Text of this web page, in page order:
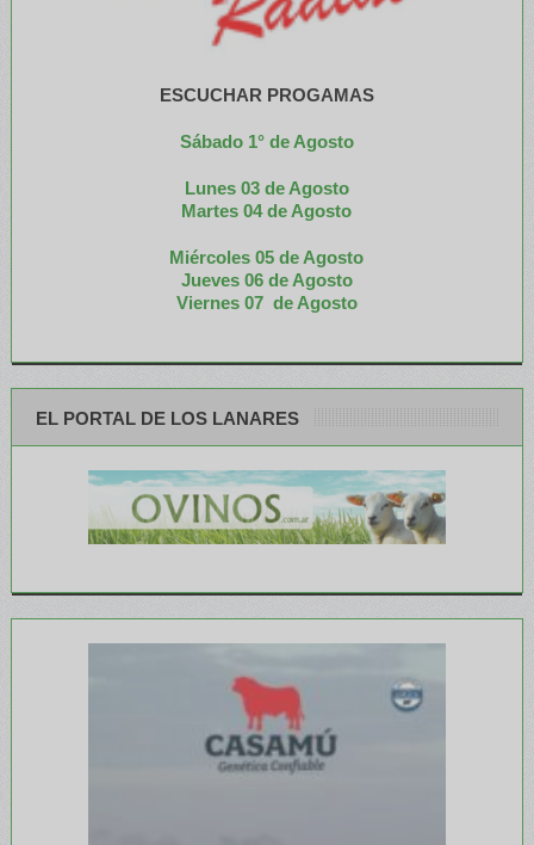
ESCUCHAR PROGAMAS
Sábado 1° de Agosto
Lunes 03 de Agosto
Martes 04 de Agosto
Miércoles 05 de Agosto
Jueves 06 de Agosto
Viernes 07 de Agosto
EL PORTAL DE LOS LANARES